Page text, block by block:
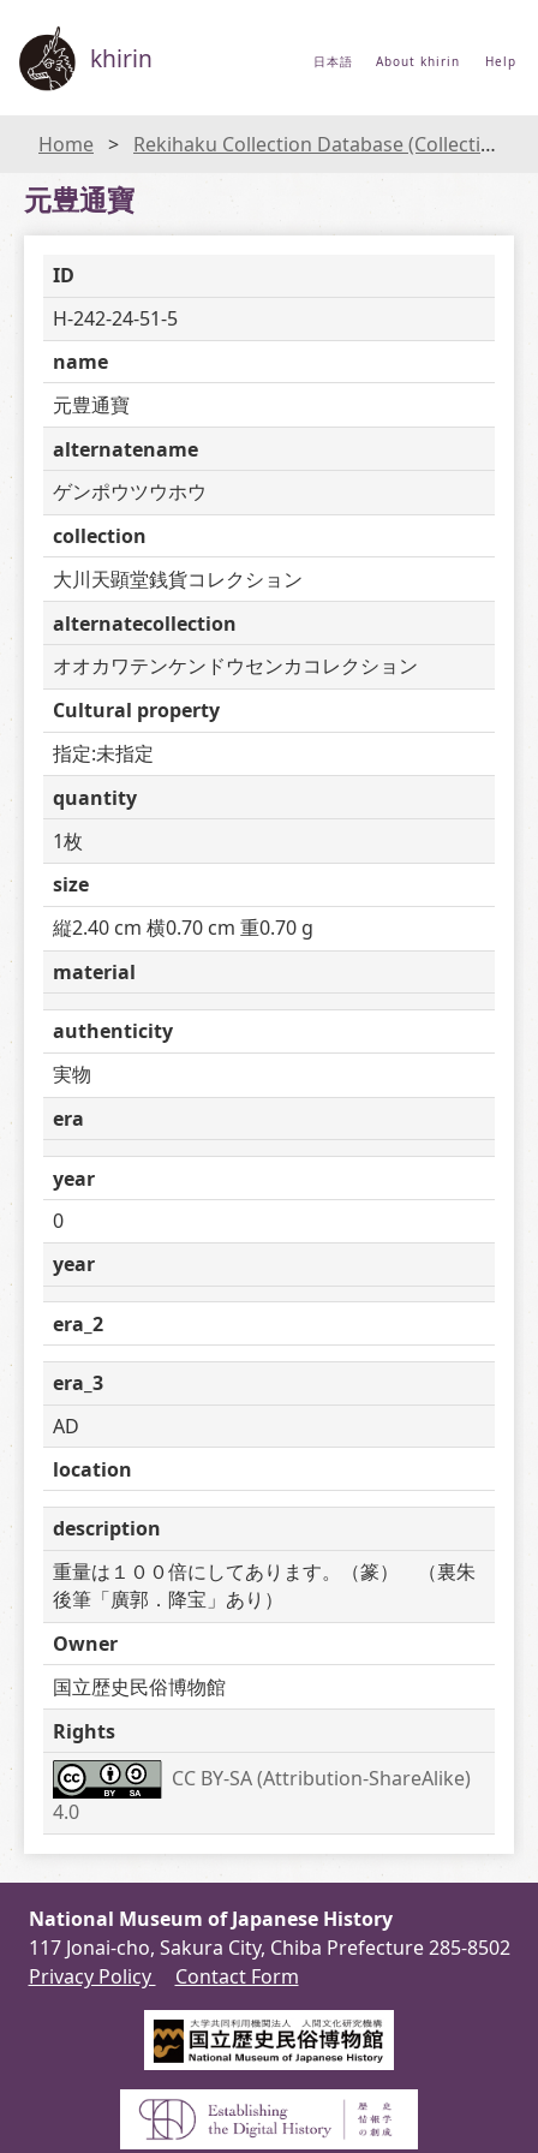
khirin 日本語 About khirin Help
Home Rekihaku Collection Database (Collections Database of the National Museum of Japanese History)
元豊通寶
ID
H-242-24-51-5
name
元豊通寶
alternatename
ゲンポウツウホウ
collection
大川天顕堂銭貨コレクション
alternatecollection
オオカワテンケンドウセンカコレクション
Cultural property
指定:未指定
quantity
1枚
size
縦2.40 cm 横0.70 cm 重0.70 g
material
authenticity
実物
era
year
0
year
era_2
era_3
AD
location
description
重量は１００倍にしてあります。（篆）　（裏朱
後筆「廣郭．降宝」あり）
Owner
国立歴史民俗博物館
Rights
CC BY-SA (Attribution-ShareAlike)
4.0
National Museum of Japanese History
117 Jonai-cho, Sakura City, Chiba Prefecture 285-8502
Privacy Policy
Contact Form